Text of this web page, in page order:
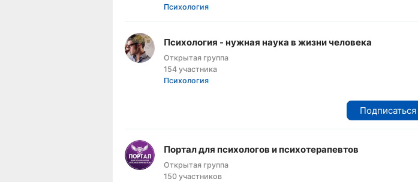
Психология
Психология - нужная наука в жизни человека
Открытая группа
154 участника
Психология
Подписаться
Портал для психологов и психотерапевтов
Открытая группа
150 участников